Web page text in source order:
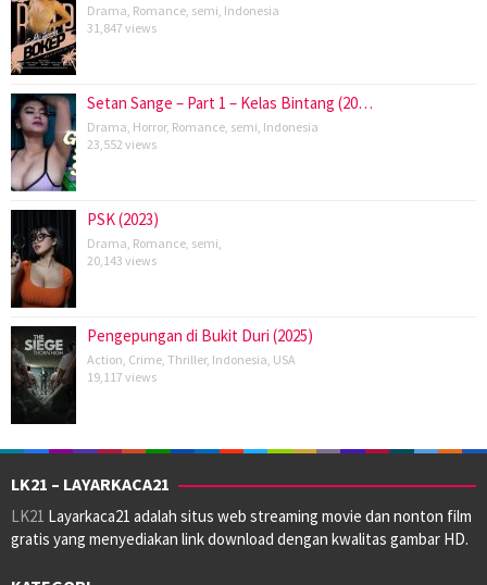
Drama Romance semi Indonesia
31,847 views
Setan Sange – Part 1 – Kelas Bintang (20…
Drama Horror, Romance semi Indonesia
23,552 views
PSK (2023)
Drama Romance semi
20,143 views
Pengepungan di Bukit Duri (2025)
Action Crime Thriller, Indonesia USA
19,117 views
LK21 – LAYARKACA21
LK21 Layarkaca21 adalah situs web streaming movie dan nonton film
gratis yang menyediakan link download dengan kwalitas gambar HD.